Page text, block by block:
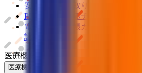
安心安全への取り組み
PHR指針に係るチェックシート
電子版お薬手帳ガイドラインに
認結果の公表
医療機関の方
医療機関の方